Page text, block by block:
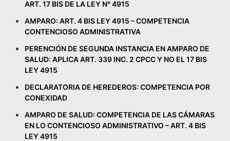
ART. 17 BIS DE LA LEY N° 4915
AMPARO: ART. 4 BIS LEY 4915 – COMPETENCIA
CONTENCIOSO ADMINISTRATIVA
PERENCIÓN DE SEGUNDA INSTANCIA EN AMPARO DE
SALUD: APLICA ART. 339 INC. 2 CPCC Y NO EL 17 BIS
LEY 4915
DECLARATORIA DE HEREDEROS: COMPETENCIA POR
CONEXIDAD
AMPARO DE SALUD: COMPETENCIA DE LAS CÁMARAS
EN LO CONTENCIOSO ADMINISTRATIVO – ART. 4 BIS
LEY 4915